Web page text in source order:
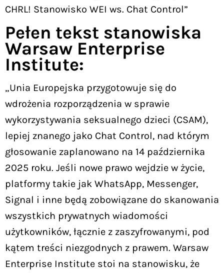
CHRL! Stanowisko WEI ws. Chat Control”
Pełen tekst stanowiska
Warsaw Enterprise
Institute:
„Unia Europejska przygotowuje się do
wdrożenia rozporządzenia w sprawie
wykorzystywania seksualnego dzieci (CSAM),
lepiej znanego jako Chat Control, nad którym
głosowanie zaplanowano na 14 października
2025 roku. Jeśli nowe prawo wejdzie w życie,
platformy takie jak WhatsApp, Messenger,
Signal i inne będą zobowiązane do skanowania
wszystkich prywatnych wiadomości
użytkowników, łącznie z zaszyfrowanymi, pod
kątem treści niezgodnych z prawem. Warsaw
Enterprise Institute stoi na stanowisku, że